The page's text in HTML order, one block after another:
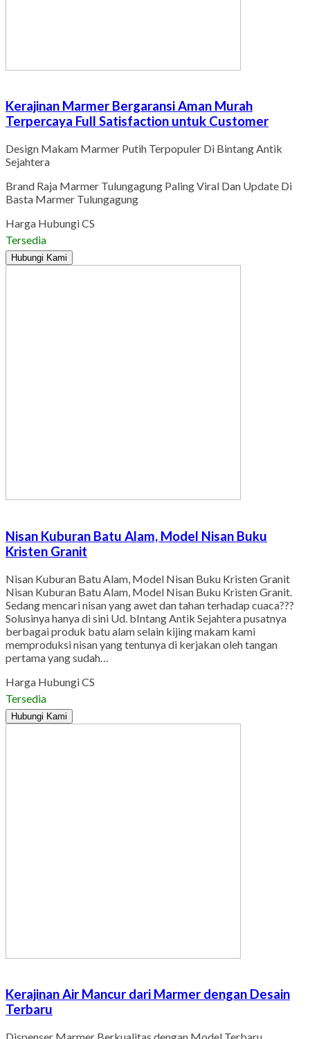
Kerajinan Marmer Bergaransi Aman Murah
Terpercaya Full Satisfaction untuk Customer
Design Makam Marmer Putih Terpopuler Di Bintang Antik
Sejahtera
Brand Raja Marmer Tulungagung Paling Viral Dan Update Di
Basta Marmer Tulungagung
Harga Hubungi CS
Tersedia
Hubungi Kami
Nisan Kuburan Batu Alam, Model Nisan Buku
Kristen Granit
Nisan Kuburan Batu Alam, Model Nisan Buku Kristen Granit
Nisan Kuburan Batu Alam, Model Nisan Buku Kristen Granit.
Sedang mencari nisan yang awet dan tahan terhadap cuaca???
Solusinya hanya di sini Ud. bIntang Antik Sejahtera pusatnya
berbagai produk batu alam selain kijing makam kami
memproduksi nisan yang tentunya di kerjakan oleh tangan
pertama yang sudah…
Harga Hubungi CS
Tersedia
Hubungi Kami
Kerajinan Air Mancur dari Marmer dengan Desain
Terbaru